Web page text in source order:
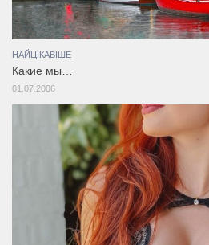
НАЙЦІКАВІШЕ
Какие мы…
01.07.2006